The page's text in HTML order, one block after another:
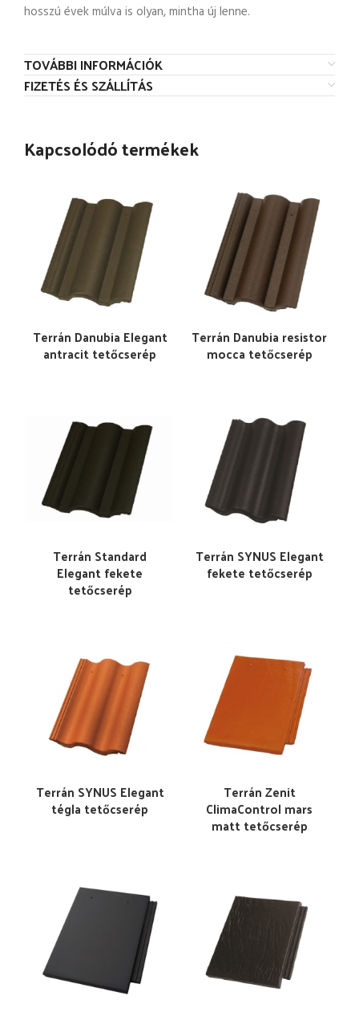
hosszú évek múlva is olyan, mintha új lenne.
TOVÁBBI INFORMÁCIÓK
FIZETÉS ÉS SZÁLLÍTÁS
Kapcsolódó termékek
Terrán Danubia Elegant
antracit tetőcserép
Terrán Danubia resistor
mocca tetőcserép
Terrán Standard
Elegant fekete
tetőcserép
Terrán SYNUS Elegant
fekete tetőcserép
Terrán SYNUS Elegant
tégla tetőcserép
Terrán Zenit
ClimaControl mars
matt tetőcserép